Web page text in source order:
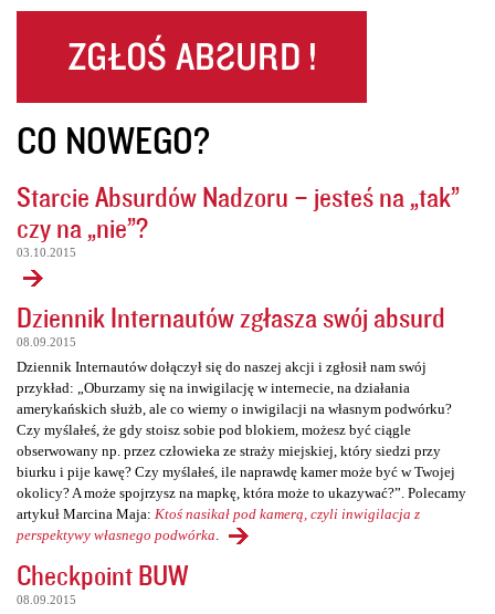
CO NOWEGO?
Starcie Absurdów Nadzoru – jesteś na „tak”
czy na „nie”?
03.10.2015
Dziennik Internautów zgłasza swój absurd
08.09.2015
Dziennik Internautów dołączył się do naszej akcji i zgłosił nam swój
przykład: „Oburzamy się na inwigilację w internecie, na działania
amerykańskich służb, ale co wiemy o inwigilacji na własnym podwórku?
Czy myślałeś, że gdy stoisz sobie pod blokiem, możesz być ciągle
obserwowany np. przez człowieka ze straży miejskiej, który siedzi przy
biurku i pije kawę? Czy myślałeś, ile naprawdę kamer może być w Twojej
okolicy? A może spojrzysz na mapkę, która może to ukazywać?”. Polecamy
artykuł Marcina Maja: Ktoś nasikał pod kamerą, czyli inwigilacja z
perspektywy własnego podwórka
Checkpoint BUW
08.09.2015